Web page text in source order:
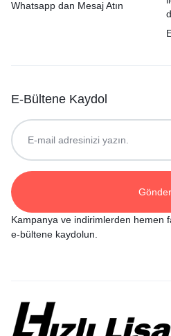
Whatsapp dan Mesaj Atın
E-Bültene Kaydol
Kampanya ve indirimlerden hemen
e-bültene kaydolun.